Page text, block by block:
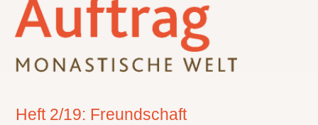
Heft 2/19: Freundschaft